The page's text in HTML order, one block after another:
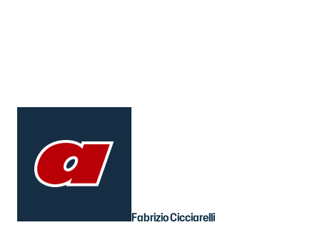
Fabrizio Cicciarelli